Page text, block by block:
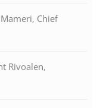
Chief
Rivoalen,